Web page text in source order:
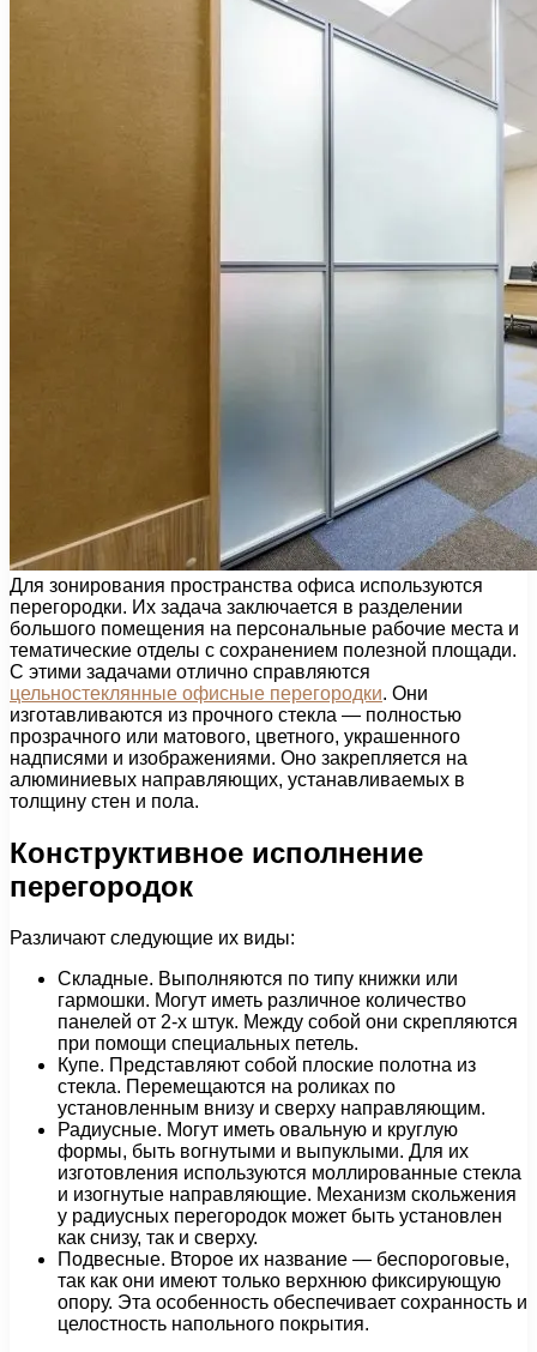
Для зонирования пространства офиса используются
перегородки. Их задача заключается в разделении
большого помещения на персональные рабочие места и
тематические отделы с сохранением полезной площади.
С этими задачами отлично справляются
цельностеклянные офисные перегородки. Они
изготавливаются из прочного стекла — полностью
прозрачного или матового, цветного, украшенного
надписями и изображениями. Оно закрепляется на
алюминиевых направляющих, устанавливаемых в
толщину стен и пола.
Конструктивное исполнение
перегородок
Различают следующие их виды:
Складные. Выполняются по типу книжки или
гармошки. Могут иметь различное количество
панелей от 2-х штук. Между собой они скрепляются
при помощи специальных петель.
Купе. Представляют собой плоские полотна из
стекла. Перемещаются на роликах по
установленным внизу и сверху направляющим.
Радиусные. Могут иметь овальную и круглую
формы, быть вогнутыми и выпуклыми. Для их
изготовления используются моллированные стекла
и изогнутые направляющие. Механизм скольжения
у радиусных перегородок может быть установлен
как снизу, так и сверху.
Подвесные. Второе их название — беспороговые,
так как они имеют только верхнюю фиксирующую
опору. Эта особенность обеспечивает сохранность и
целостность напольного покрытия.